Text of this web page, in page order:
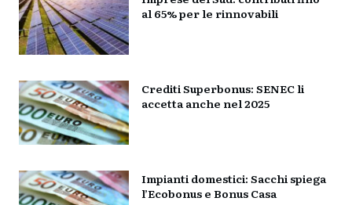
al 65% per le rinnovabili
Crediti Superbonus: SENEC li
accetta anche nel 2025
Impianti domestici: Sacchi spiega
l’Ecobonus e Bonus Casa